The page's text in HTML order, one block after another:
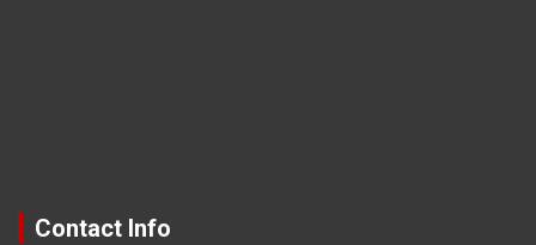
Contact Info